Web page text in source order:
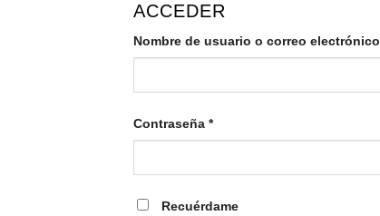
ACCEDER
Nombre de usuario o correo electrónico
Contraseña *Obligatorio
Recuérdame